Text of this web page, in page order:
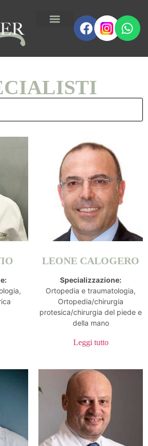
LEONE CALOGERO
Specializzazione:
Ortopedia e traumatologia,
Ortopedia/chirurgia
protesica/chirurgia del piede e
della mano
Leggi tutto